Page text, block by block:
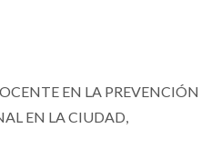
EN LA PREVENCIÓN
EN LA CIUDAD,